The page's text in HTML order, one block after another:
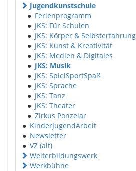
Jugendkunstschule
● Ferienprogramm
● JKS: Für Schulen
● JKS: Körper & Selbsterfahrung
● JKS: Kunst & Kreativität
● JKS: Medien & Digitales
● JKS: Musik
● JKS: SpielSportSpaß
● JKS: Sprache
● JKS: Tanz
● JKS: Theater
● Zirkus Ponzelar
● KinderJugendArbeit
● Newsletter
● VZ (alt)
Weiterbildungswerk
Werkbühne